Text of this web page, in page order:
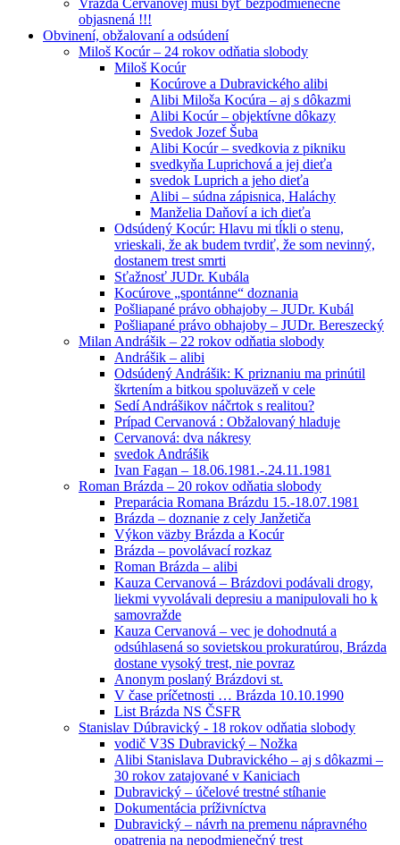
objasnená !!!
Obvinení, obžalovaní a odsúdení
Miloš Kocúr – 24 rokov odňatia slobody
Miloš Kocúr
Kocúrove a Dubravického alibi
Alibi Miloša Kocúra – aj s dôkazmi
Alibi Kocúr – objektívne dôkazy
Svedok Jozef Šuba
Alibi Kocúr – svedkovia z pikniku
svedkyňa Luprichová a jej dieťa
svedok Luprich a jeho dieťa
Alibi – súdna zápisnica, Haláchy
Manželia Daňoví a ich dieťa
Odsúdený Kocúr: Hlavu mi tĺkli o stenu,
vrieskali, že ak budem tvrdiť, že som nevinný,
dostanem trest smrti
Sťažnosť JUDr. Kubála
Kocúrove „spontánne“ doznania
Pošliapané právo obhajoby – JUDr. Kubál
Pošliapané právo obhajoby – JUDr. Bereszecký
Milan Andrášik – 22 rokov odňatia slobody
Andrášik – alibi
Odsúdený Andrášik: K priznaniu ma prinútil
škrtením a bitkou spoluväzeň v cele
Sedí Andrášikov náčrtok s realitou?
Prípad Cervanová : Obžalovaný hladuje
Cervanová: dva nákresy
svedok Andrášik
Ivan Fagan – 18.06.1981.-.24.11.1981
Roman Brázda – 20 rokov odňatia slobody
Preparácia Romana Brázdu 15.-18.07.1981
Brázda – doznanie z cely Janžetiča
Výkon väzby Brázda a Kocúr
Brázda – povolávací rozkaz
Roman Brázda – alibi
Kauza Cervanová – Brázdovi podávali drogy,
liekmi vyvolávali depresiu a manipulovali ho k
samovražde
Kauza Cervanová – vec je dohodnutá a
odsúhlasená so sovietskou prokuratúrou, Brázda
dostane vysoký trest, nie povraz
Anonym poslaný Brázdovi st.
V čase príčetnosti … Brázda 10.10.1990
List Brázda NS ČSFR
Stanislav Dúbravický - 18 rokov odňatia slobody
vodič V3S Dubravický – Nožka
Alibi Stanislava Dubravického – aj s dôkazmi –
30 rokov zatajované v Kaniciach
Dubravický – účelové trestné stíhanie
Dokumentácia príživníctva
Dubravický – návrh na premenu nápravného
opatrenia na nepodmienečný trest